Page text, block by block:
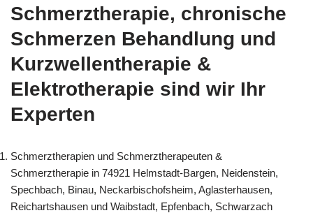
Schmerztherapie, chronische
Schmerzen Behandlung und
Kurzwellentherapie &
Elektrotherapie sind wir Ihr
Experten
Schmerztherapien und Schmerztherapeuten &
Schmerztherapie in 74921 Helmstadt-Bargen, Neidenstein,
Spechbach, Binau, Neckarbischofsheim, Aglasterhausen,
Reichartshausen und Waibstadt, Epfenbach, Schwarzach